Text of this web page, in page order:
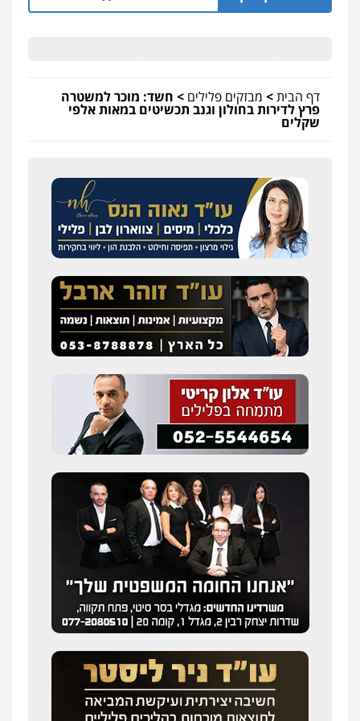
דף הבית> מבזקים פלילים > חשד: מוכר למשטרה
פרץ לדירות בחולון וגנב תכשיטים במאות אלפי
שקלים
שחר לדובסקי, עו"ד
פלילי מעצרים וחקירות עבירות המתה עורכי
0507913332
עו"ד איהאב ג'לג'ולי
פלילי מעצרים וחקירות עורכי דין לענייני
אסירים
0505216700
עו"ד שלומי שרון
פלילי צבאי מעצרים וחקירות
עו"ד אלון קריטי
פלילי כלכלי אלימות סמים מעצרים
0525544654
מנשה, אלמוג – עורכי דין
פלילי עבירות תנועה צווארון לבן תעבורה
עורכי דין לענייני אסירים מעצרים וחקירות
0546470989
עו"ד זוהר ארבל
פלילי פשיעה חמורה מעצרים וחקירות